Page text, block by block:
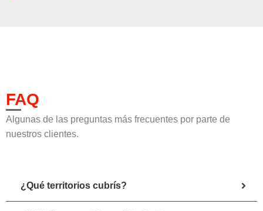
FAQ
Algunas de las preguntas más frecuentes por parte de
nuestros clientes.
¿Qué territorios cubrís?